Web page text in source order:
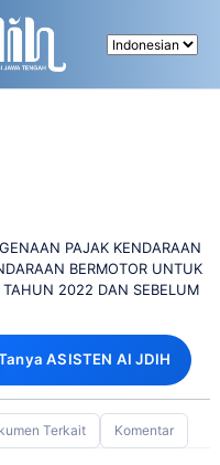
PAJAK KENDARAAN
BERMOTOR UNTUK
TAHUN 2022 DAN SEBELUM
ASISTEN AI JDIH
Terkait Komentar